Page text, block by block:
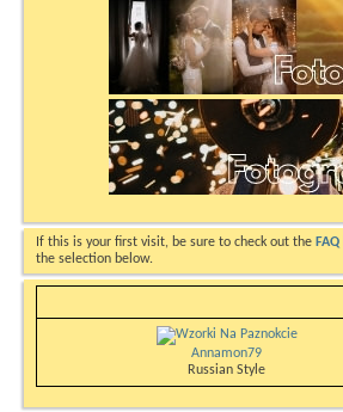
If this is your first visit, be sure to check out the FAQ
the selection below.
Annamon79
Russian Style